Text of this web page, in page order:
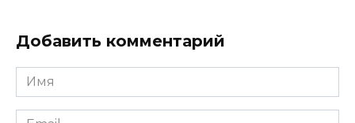
Добавить комментарий
Имя
*
Email